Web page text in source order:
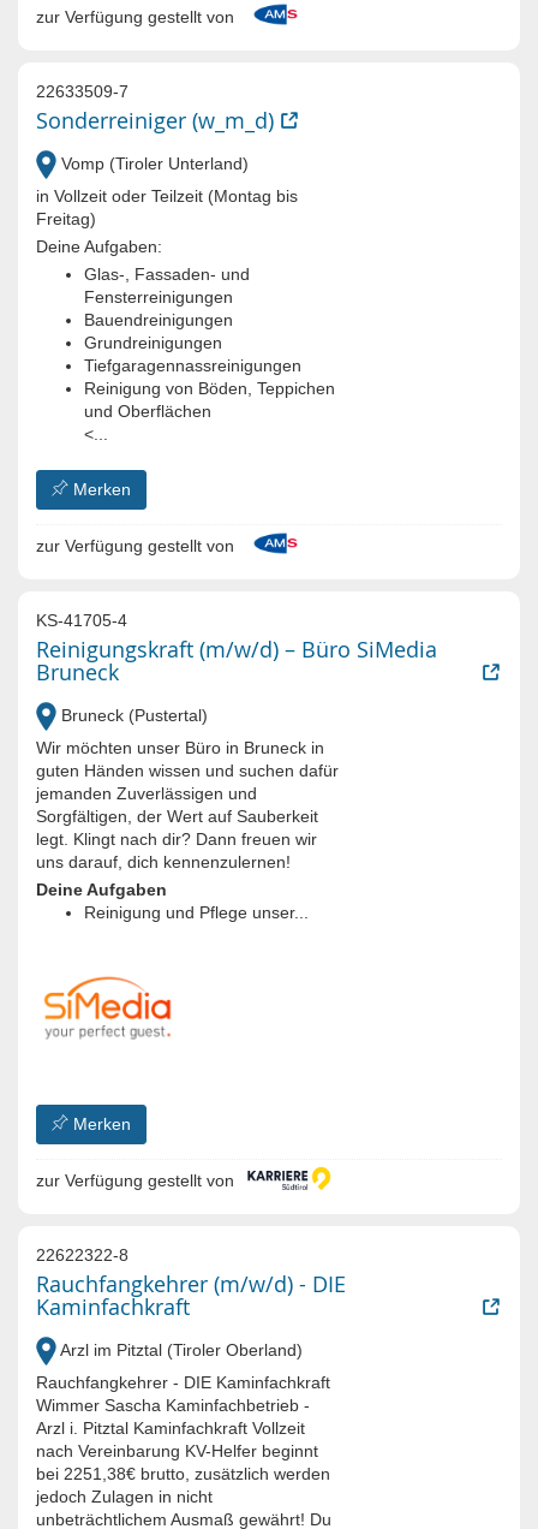
zur Verfügung gestellt von
22633509-7
Sonderreiniger (w_m_d)
Vomp (Tiroler Unterland)
in Vollzeit oder Teilzeit (Montag bis
Freitag)
Deine Aufgaben:
Glas-, Fassaden- und
Fensterreinigungen
Bauendreinigungen
Grundreinigungen
Tiefgaragennassreinigungen
Reinigung von Böden, Teppichen
und Oberflächen
<...
Merken
zur Verfügung gestellt von
KS-41705-4
Reinigungskraft (m/w/d) – Büro SiMedia
Bruneck
Bruneck (Pustertal)
Wir möchten unser Büro in Bruneck in
guten Händen wissen und suchen dafür
jemanden Zuverlässigen und
Sorgfältigen, der Wert auf Sauberkeit
legt. Klingt nach dir? Dann freuen wir
uns darauf, dich kennenzulernen!
Deine Aufgaben
Reinigung und Pflege unser...
Merken
zur Verfügung gestellt von
22622322-8
Rauchfangkehrer (m/w/d) - DIE
Kaminfachkraft
Arzl im Pitztal (Tiroler Oberland)
Rauchfangkehrer - DIE Kaminfachkraft
Wimmer Sascha Kaminfachbetrieb -
Arzl i. Pitztal Kaminfachkraft Vollzeit
nach Vereinbarung KV-Helfer beginnt
bei 2251,38€ brutto, zusätzlich werden
jedoch Zulagen in nicht
unbeträchtlichem Ausmaß gewährt! Du